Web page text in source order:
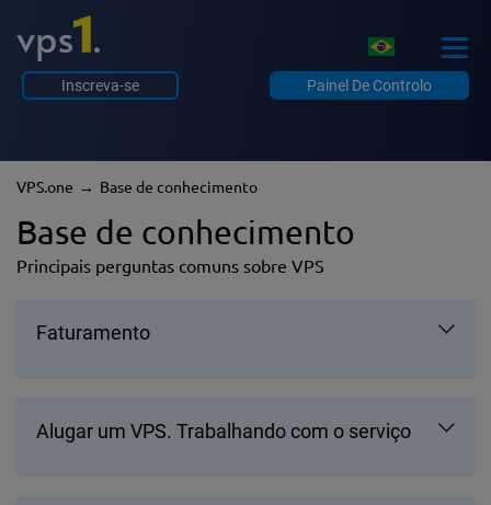
Inscreva-se Painel De Controlo
VPS.one Base de conhecimento
Base de conhecimento
Principais perguntas comuns sobre VPS
Faturamento
Alugar um VPS. Trabalhando com o serviço